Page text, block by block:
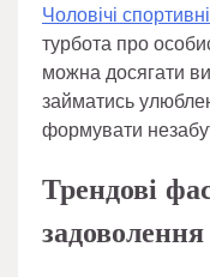
Чоловічі
турбота про
можна досягати
займатись
формувати
Трендові
задоволення